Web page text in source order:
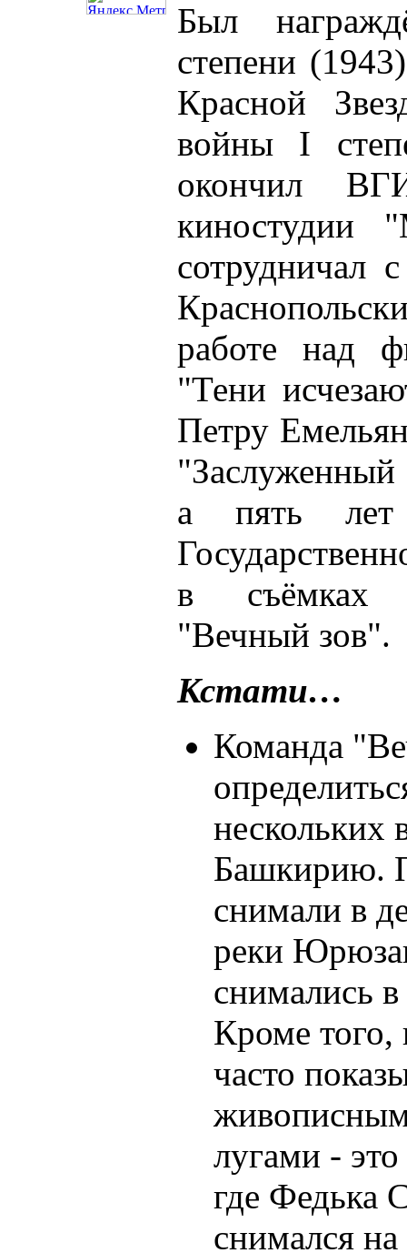
Был
степени
Красной
войны I
окончил
киностудии
сотрудничал
работе над
"Тени
Петру
а пять лет
в съёмках
"Вечный зов".
Кстати…
Команда
нескольких
Башкирию.
снимали в
реки
снимались
Кроме того,
часто
лугами -
где Федька
снимался